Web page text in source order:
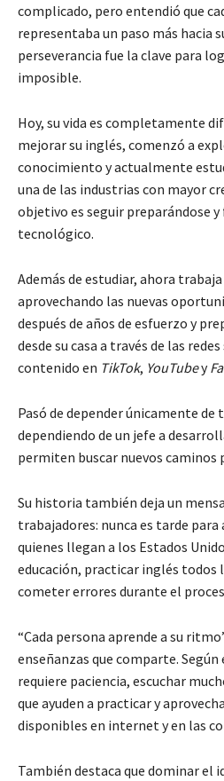
complicado, pero entendió que
representaba un paso más hacia
perseverancia fue la clave para
imposible.
Hoy, su vida es completamente
mejorar su inglés, comenzó a
conocimiento y actualmente
una de las industrias con mayor
objetivo es seguir preparándose
tecnológico.
Además de estudiar, ahora trabaja
aprovechando las nuevas
después de años de esfuerzo y
desde su casa a través de las
contenido en TikTok, YouTubey
Pasó de depender únicamente de
dependiendo de un jefe a
permiten buscar nuevos caminos
Su historia también deja un
trabajadores: nunca es tarde para
quienes llegan a los Estados
educación, practicar inglés todos
cometer errores durante el
“Cada persona aprende a su
enseñanzas que comparte.
requiere paciencia, escuchar
que ayuden a practicar y
disponibles en internet y en las
También destaca que dominar el